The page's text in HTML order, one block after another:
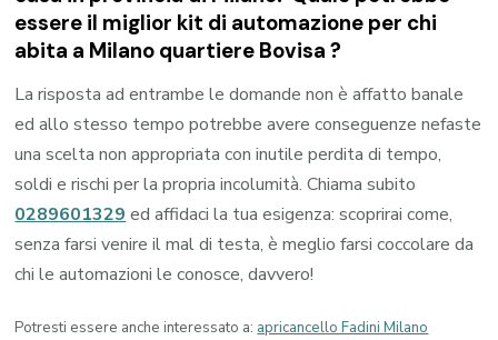
essere il miglior kit di automazione per chi
abita a Milano quartiere Bovisa ?
La risposta ad entrambe le domande non è affatto banale
ed allo stesso tempo potrebbe avere conseguenze nefaste
una scelta non appropriata con inutile perdita di tempo,
soldi e rischi per la propria incolumità. Chiama subito
0289601329 ed affidaci la tua esigenza: scoprirai come,
senza farsi venire il mal di testa, è meglio farsi coccolare da
chi le automazioni le conosce, davvero!
Potresti essere anche interessato a: apricancello Fadini Milano